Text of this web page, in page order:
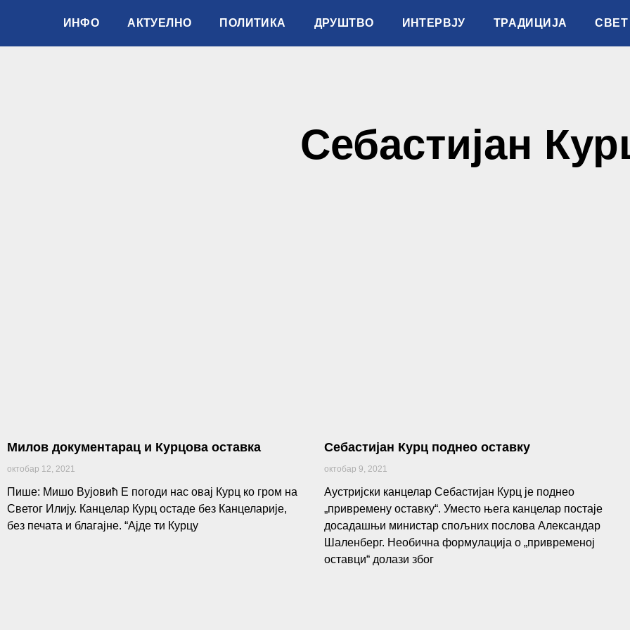
ИНФО АКТУЕЛНО ПОЛИТИКА ДРУШТВО ИНТЕРВЈУ ТРАДИЦИЈА СВЕТ
Себастијан
Милов документарац и Курцова оставка
октобар 12, 2021
Пише: Мишо Вујовић Е погоди нас овај Курц ко гром на
Светог Илију. Канцелар Курц остаде без Канцеларије,
без печата и благајне. “Ајде ти Курцу
Себастијан Курц поднео оставку
октобар 9, 2021
Аустријски канцелар Себастијан Курц је поднео
„привремену оставку“. Уместо њега канцелар постаје
досадашњи министар спољних послова Александар
Шаленберг. Необична формулација о „привременој
оставци“ долази због